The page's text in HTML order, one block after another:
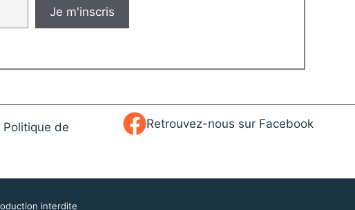
Politique de
Retrouvez-nous sur Facebook
interdite